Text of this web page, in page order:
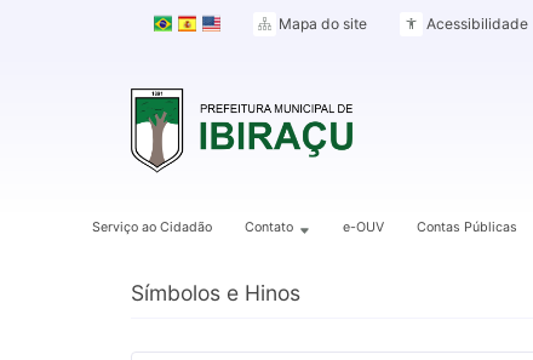
Mapa do site Acessibilidade
Serviço ao Cidadão Contato e-OUV Contas Públicas
Símbolos e Hinos